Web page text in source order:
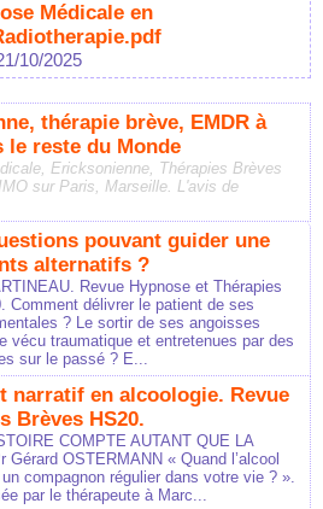
Médicale en
10/2025
thérapie brève, EMDR à
le reste du Monde
Ericksonienne, Thérapies Brèves
sur Paris, Marseille. L'avis de
pouvant guider une
alternatifs ?
Revue Hypnose et Thérapies
Comment délivrer le patient de ses
? Le sortir de ses angoisses
vécu traumatique et entretenues par des
sur le passé ? E...
narratif en alcoologie. Revue
Brèves HS20.
COMPTE AUTANT QUE LA
Gérard OSTERMANN « Quand l’alcool
compagnon régulier dans votre vie ? ».
par le thérapeute à Marc...